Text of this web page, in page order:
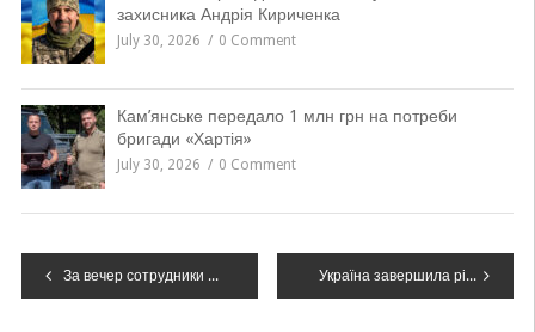
захисника Андрія Кириченка
July 30, 2026 0 Comment
Кам’янське передало 1 млн грн на потреби
бригади «Хартія»
July 30, 2026 0 Comment
Навігація
За вечер сотрудники ГСЧС ликвидировали три пожара, есть пострадавшие – ВИДЕО Україна завершила рік із рекордними запасами газу